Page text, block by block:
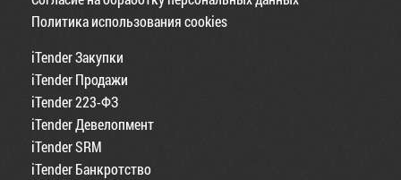
Политика использования cookies
iTender Закупки
iTender Продажи
iTender 223-ФЗ
iTender Девелопмент
iTender SRM
iTender Банкротство